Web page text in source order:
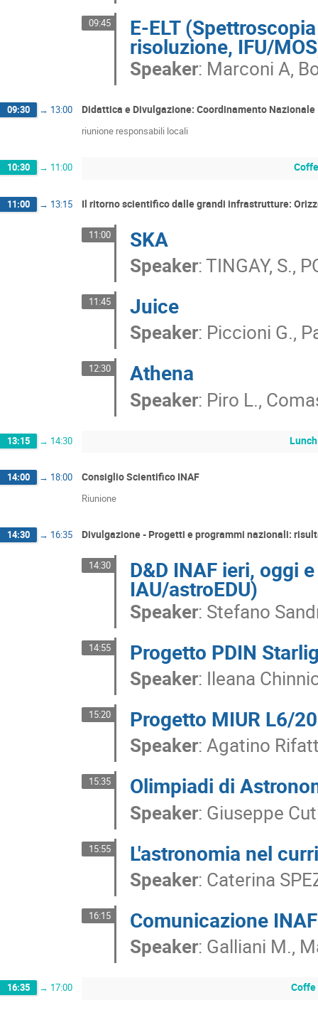
09:45 E-ELT
risoluzione, IFU/
Speaker: Marconi A,
09:30 → 13:00 Didattica e Divulgazione: Coordinamento Nazionale
riunione responsabili locali
10:30 → 11:00
11:00 → 13:15 Il ritorno scientifico dalle grandi infrastrutture:
11:00 SKA
Speaker:TINGAY, S.,
11:45 Juice
Speaker: Piccioni G.,
12:30 Athena
Speaker: Piro L.,
13:15 → 14:30
14:00 → 18:00 Consiglio Scientifico INAF
Riunione
14:30 → 16:35 Divulgazione - Progetti e programmi nazionali:
14:30 D&D INAF ieri, oggi
IAU/astroEDU)
Speaker: Stefano
14:55 Progetto PDIN
Speaker: Ileana
15:20 Progetto MIUR L6/
Speaker:Agatino
15:35 Olimpiadi di
Speaker: Giuseppe
15:55 L'astronomia nel
Speaker: Caterina
16:15 Comunicazione
Speaker: Galliani M.,
16:35 → 17:00